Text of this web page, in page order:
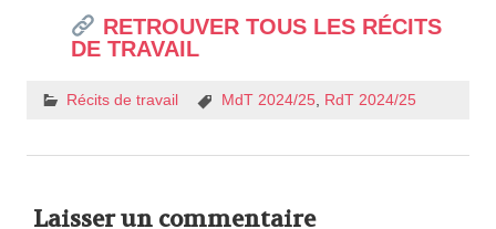
RETROUVER TOUS LES RÉCITS
DE TRAVAIL
Récits de travail MdT 2024/25 RdT 2024/25
Laisser un commentaire